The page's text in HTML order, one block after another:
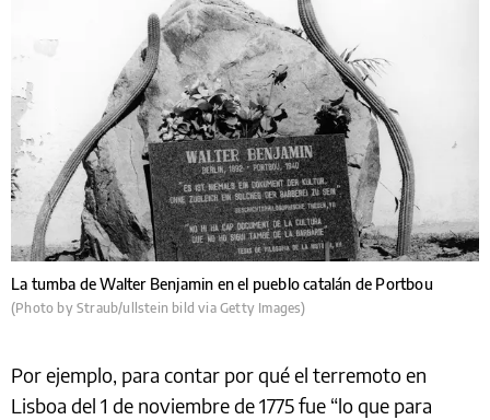
La tumba de Walter Benjamin en el pueblo catalán de Portbou
(Photo by Straub/ullstein bild via Getty Images)
Por ejemplo, para contar por qué el terremoto en
Lisboa del 1 de noviembre de 1775 fue “lo que para